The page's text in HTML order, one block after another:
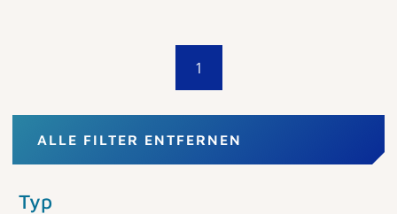
1
ALLE FILTER ENTFERNEN
Typ